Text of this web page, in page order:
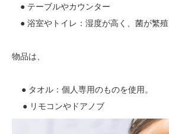
● テーブルやカウンター
● 浴室やトイレ：湿度が高く、菌が繁殖
物品は、
● タオル：個人専用のものを使用。
● リモコンやドアノブ